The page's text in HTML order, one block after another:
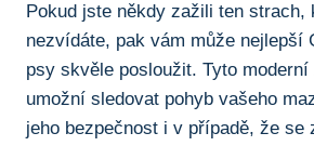
Pokud jste někdy zažili ten strach,
nezvídáte, pak vám může nejlepší
psy skvěle posloužit. Tyto
umožní sledovat pohyb vašeho
jeho bezpečnost i v případě, že se